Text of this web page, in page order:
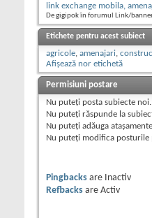
link exchange mobila,
De gigipok în forumul Link/
Etichete pentru acest subiect
agricole, amenajari,
Afișează nor etichetă
Permisiuni postare
Nu puteţi posta subiecte noi.
Nu puteţi răspunde la
Nu puteţi adăuga ataşamente
Nu puteţi modifica
Pingbacks are
Inactiv
Refbacks are Activ